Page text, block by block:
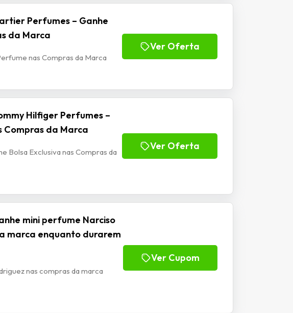
Perfumes – Ganhe
da Marca
nas Compras da Marca
Ver Oferta
Hilfiger Perfumes –
Compras da Marca
Bolsa Exclusiva nas Compras da
Ver Oferta
mini perfume Narciso
marca enquanto durarem
nas compras da marca
Ver Cupom